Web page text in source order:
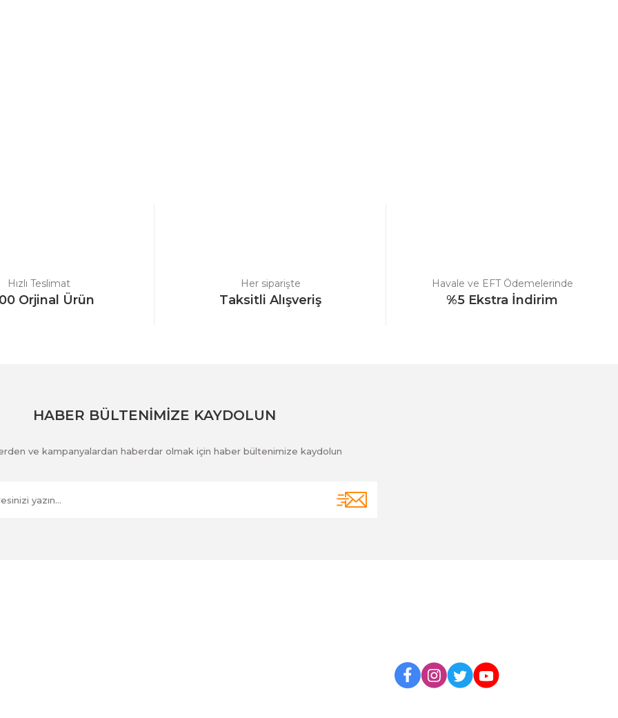
Hızlı Teslimat
Orjinal Ürün
Her siparişte
Taksitli Alışveriş
Havale ve EFT Ödemelerinde
%5 Ekstra İndirim
HABER BÜLTENİMİZE KAYDOLUN
ve kampanyalardan haberdar olmak için haber bültenimize kaydolun